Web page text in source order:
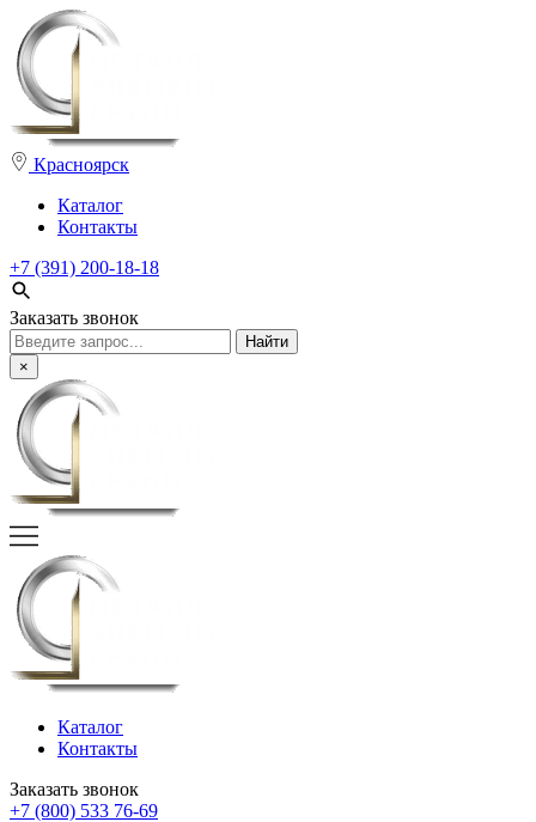
Красноярск
Каталог
Контакты
+7 (391) 200-18-18
Заказать звонок
Поиск:
×
Каталог
Контакты
Заказать звонок
+7 (800) 533 76-69